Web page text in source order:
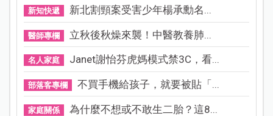
新知快遞 新北割頸案受害少年楊承勳名...
醫師專欄 立秋後秋燥來襲！中醫教養肺...
名人家庭 Janet謝怡芬虎媽模式禁3C，看...
部落客專欄 不買手機給孩子，就要被貼「...
家庭關係 為什麼不想或不敢生二胎？這8...